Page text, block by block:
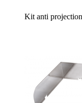
Kit anti projection